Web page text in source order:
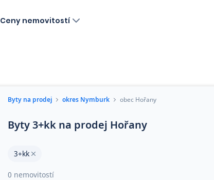
Ceny nemovitostí
Byty na prodej okres Nymburk obec Hořany
Byty 3+kk na prodej Hořany
3+kk
0 nemovitostí